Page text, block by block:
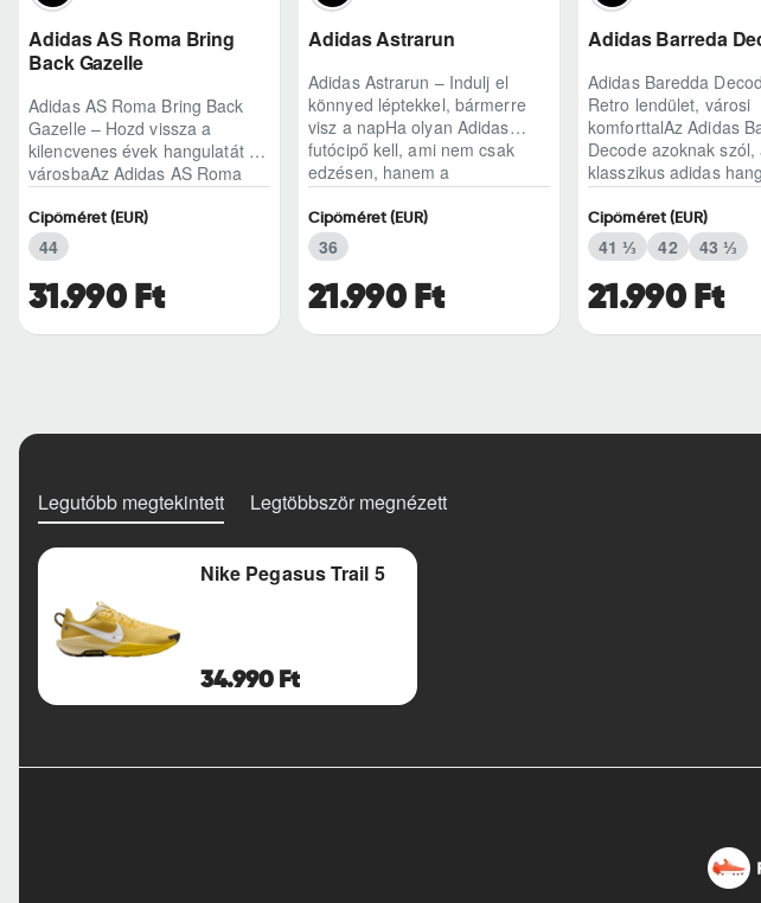
Adidas AS Roma Bring
Back Gazelle
Adidas AS Roma Bring Back
Gazelle – Hozd vissza a
kilencvenes évek hangulatát a
városbaAz Adidas AS Roma
Bring Back Gazelle nem
egyszerű sneaker, hane..
31.990 Ft
Cipőméret (EUR)
44
Adidas Astrarun
Adidas Astrarun – Indulj el
könnyed léptekkel, bármerre
visz a napHa olyan Adidas
futócipő kell, ami nem csak
edzésen, hanem a
hétköznapokban is kénye..
21.990 Ft
Cipőméret (EUR)
36
Adidas Barreda
Adidas Baredda
Retro lendület, városi
komforttalAz Adidas
Decode azoknak szól,
klasszikus adidas
modern, mindennap ..
21.990 Ft
Cipőméret (EUR)
41 ⅓ 42 43 ⅓
Legutóbb megtekintett Legtöbbször megnézett
Nike Pegasus Trail 5
34.990 Ft